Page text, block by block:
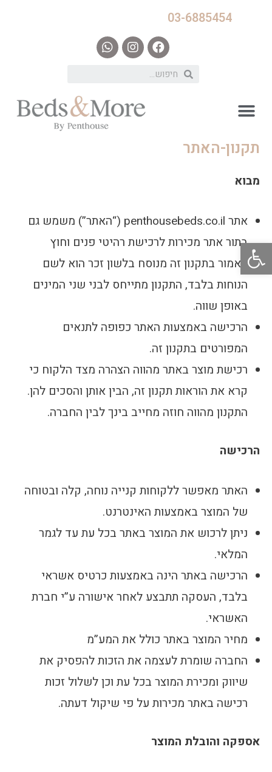
פתח סרגל נגישות
03-6885454
תקנון-האתר
מבוא
אתר penthousebeds.co.il (“האתר”) משמש גם
בתור אתר מכירות לרכישת רהיטי פנים וחוץ
האמור בתקנון זה מנוסח בלשון זכר הוא לשם
הנוחות בלבד, התקנון מתייחס לבני שני המינים
באופן שווה.
הרכישה באמצעות האתר כפופה לתנאים
המפורטים בתקנון זה.
רכישת מוצר באתר מהווה הצהרה מצד הלקוח כי
קרא את הוראות תקנון זה, הבין אותן והסכים להן.
התקנון מהווה חוזה מחייב בינך לבין החברה.
הרכישה
האתר מאפשר ללקוחות קנייה נוחה, קלה ובטוחה
של המוצר באמצעות האינטרנט.
ניתן לרכוש את המוצר באתר בכל עת עד לגמר
המלאי.
הרכישה באתר הינה באמצעות כרטיס אשראי
בלבד, העסקה תתבצע לאחר אישורה ע”י חברת
האשראי.
מחיר המוצר באתר כולל את המע”מ
החברה שומרת לעצמה את הזכות להפסיק את
שיווק ומכירת המוצר בכל עת וכן לשלול זכות
רכישה באתר מכירות על פי שיקול דעתה.
אספקה והובלת המוצר